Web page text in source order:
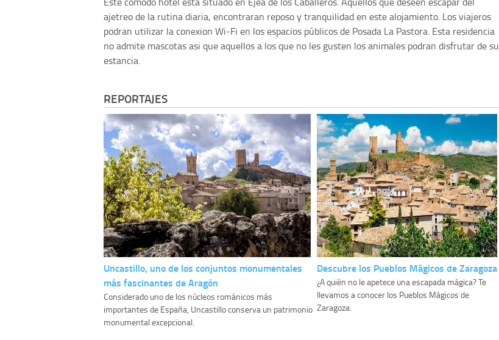
ajetreo de la rutina diaria, encontraran reposo y tranquilidad en este alojamiento. Los viajeros
podran utilizar la conexion Wi-Fi en los espacios públicos de Posada La Pastora. Esta residencia
no admite mascotas asi que aquellos a los que no les gusten los animales podran disfrutar de su
estancia.
REPORTAJES
Uncastillo, uno de los conjuntos monumentales
más fascinantes de Aragón
Considerado uno de los núcleos románicos más
importantes de España, Uncastillo conserva un patrimonio
monumental excepcional.
Descubre los Pueblos Mágicos de Zaragoza
¿A quién no le apetece una escapada mágica? Te
llevamos a conocer los Pueblos Mágicos de
Zaragoza.